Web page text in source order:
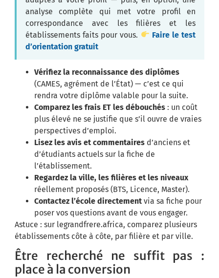
analyse complète qui met votre profil en
correspondance avec les filières et les
établissements faits pour vous.
Faire le test
d’orientation gratuit
Vérifiez la reconnaissance des diplômes
(CAMES, agrément de l’État) — c’est ce qui
rendra votre diplôme valable pour la suite.
Comparez les frais ET les débouchés : un coût
plus élevé ne se justifie que s’il ouvre de vraies
perspectives d’emploi.
Lisez les avis et commentaires d’anciens et
d’étudiants actuels sur la fiche de
l’établissement.
Regardez la ville, les filières et les niveaux
réellement proposés (BTS, Licence, Master).
Contactez l’école directement via sa fiche pour
poser vos questions avant de vous engager.
Astuce : sur legrandfrere.africa, comparez plusieurs
établissements côte à côte, par filière et par ville.
Être recherché ne suffit pas :
place à la conversion